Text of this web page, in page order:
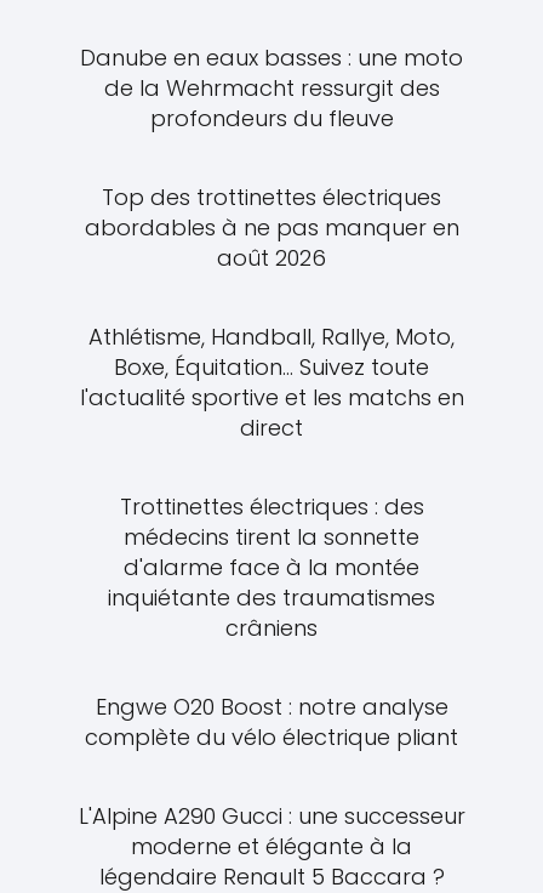
Danube en eaux basses : une moto
de la Wehrmacht ressurgit des
profondeurs du fleuve
Top des trottinettes électriques
abordables à ne pas manquer en
août 2026
Athlétisme, Handball, Rallye, Moto,
Boxe, Équitation... Suivez toute
l'actualité sportive et les matchs en
direct
Trottinettes électriques : des
médecins tirent la sonnette
d'alarme face à la montée
inquiétante des traumatismes
crâniens
Engwe O20 Boost : notre analyse
complète du vélo électrique pliant
L'Alpine A290 Gucci : une successeur
moderne et élégante à la
légendaire Renault 5 Baccara ?